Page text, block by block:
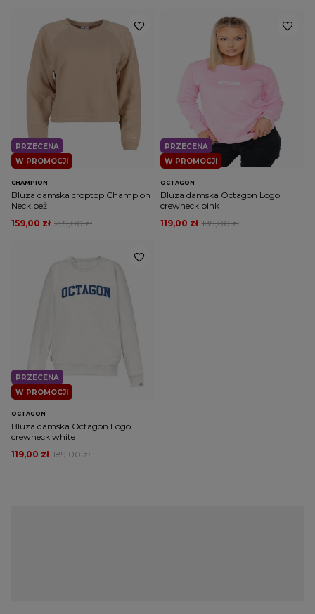
W PROMOCJI
PRZECENA
CHAMPION
Bluza damska croptop Champion
Neck beż
259,00 zł
159,00 zł
W PROMOCJI
PRZECENA
OCTAGON
Bluza damska Octagon Logo
crewneck pink
189,00 zł
119,00 zł
W PROMOCJI
PRZECENA
OCTAGON
Bluza damska Octagon Logo
crewneck white
189,00 zł
119,00 zł